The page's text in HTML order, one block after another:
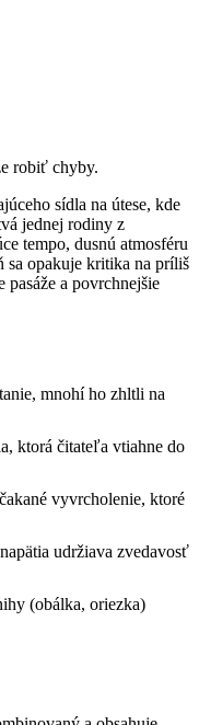
robiť chyby.
sídla na útese, kde
jednej rodiny z
tempo, dusnú atmosféru
sa opakuje kritika na príliš
a povrchnejšie
mnohí ho zhltli na
ktorá čitateľa vtiahne do
vyvrcholenie, ktoré
udržiava zvedavosť
(obálka, oriezka)